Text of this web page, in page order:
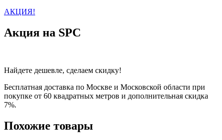
АКЦИЯ!
Акция на SPC
Найдете дешевле, сделаем скидку!
Бесплатная доставка по Москве и Московской области при
покупке от 60 квадратных метров и дополнительная скидка
7%.
Похожие товары